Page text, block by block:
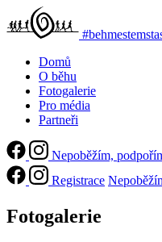
Domů
O běhu
Fotogalerie
Pro média
Partneři
Nepoběžím,
Registrace
Fotogalerie